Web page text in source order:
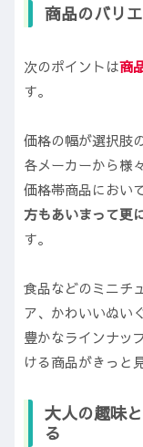
商品のバリ
次のポイントは商
す。
価格の幅が選択肢
各メーカーから様
価格帯商品におい
方もあいまって更
す。
食品などのミニチ
ア、かわいいぬい
豊かなラインナッ
ける商品がきっと
大人の趣味
る